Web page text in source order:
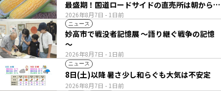
2026年8月7日 - 1日前
最盛期！国道ロードサイドの直売所は朝から長
い列
ニュース
2026年8月7日 - 1日前
妙高市で戦没者記憶展 ～語り継ぐ戦争の記憶
～
ニュース
2026年8月7日 - 1日前
8日(土)以降 暑さ少し和らぐも大気は不安定